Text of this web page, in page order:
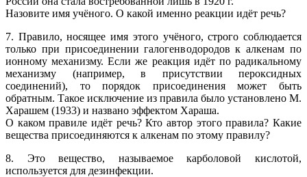
Назовите имя учёного. О какой именно реакции идёт речь?
7. Правило, носящее имя этого учёного, строго соблюдается
только при присоединении галогенводородов к алкенам по
ионному механизму. Если же реакция идёт по радикальному
механизму (например, в присутствии пероксидных
соединений), то порядок присоединения может быть
обратным. Такое исключение из правила было установлено М.
Харашем (1933) и названо эффектом Хараша.
О каком правиле идёт речь? Кто автор этого правила? Какие
вещества присоединяются к алкенам по этому правилу?
8. Это вещество, называемое карболовой кислотой,
используется для дезинфекции.